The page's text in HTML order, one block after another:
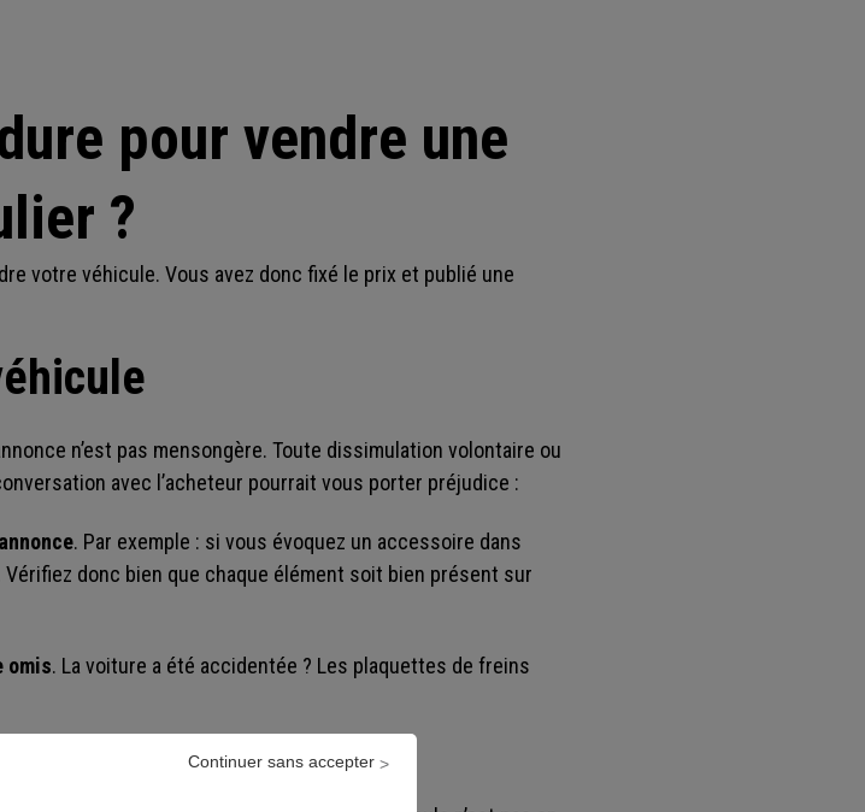
pour vendre une
?
votre véhicule. Vous avez donc fixé le prix et publié une
n’est pas mensongère. Toute dissimulation volontaire ou
avec l’acheteur pourrait vous porter préjudice :
. Par exemple : si vous évoquez un accessoire dans
Vérifiez donc bien que chaque élément soit bien présent sur
omis. La voiture a été accidentée ? Les plaquettes de freins
pourrait, après la transaction:
Continuer sans accepter